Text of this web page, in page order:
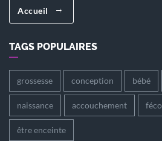
Accueil
TAGS POPULAIRES
grossesse conception bébé
naissance accouchement
être enceinte